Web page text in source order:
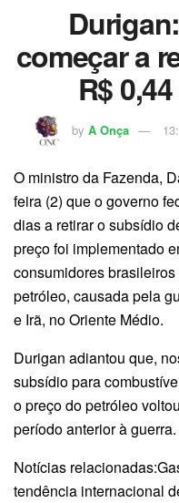
começar a
R$
by A Onça
O ministro da Fazenda,
feira (2) que o governo
dias a retirar o subsídio
preço foi implementado
consumidores
petróleo, causada pela
e Irã, no Oriente Médio.
Durigan adiantou que,
subsídio para
o preço do petróleo
período anterior à guerra.
Notícias
tendência internacional